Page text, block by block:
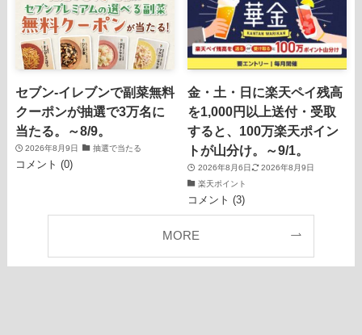
セブン‐イレブンで副菜無料
クーポンが抽選で3万名に
当たる。～8/9。
2026年8月9日 抽選で当たる
コメント (0)
金・土・日に楽天ペイ残高
を1,000円以上送付・受取
すると、100万楽天ポイン
トが山分け。～9/1。
2026年8月6日
2026年8月9日
楽天ポイント
コメント (3)
MORE